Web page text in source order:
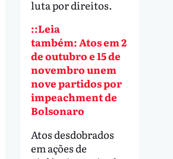
luta por direitos.
::Leia
também: Atos em 2
de outubro e 15 de
novembro unem
nove partidos por
impeachment de
Bolsonaro
Atos desdobrados
em ações de